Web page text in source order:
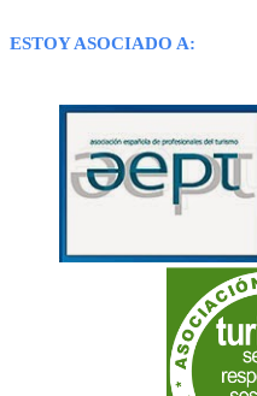
ESTOY ASOCIADO A: